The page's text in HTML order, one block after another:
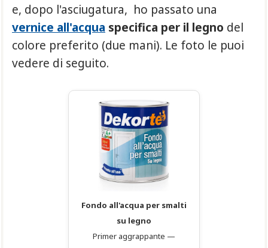
e, dopo l'asciugatura, ho passato una
vernice all'acqua specifica per il legno del
colore preferito (due mani). Le foto le puoi
vedere di seguito.
Fondo all'acqua per smalti
su legno
Primer aggrappante —